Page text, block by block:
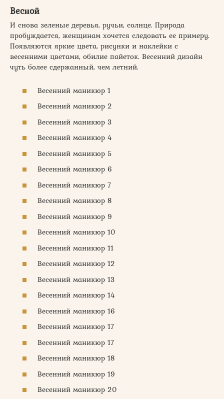
Весной
И снова зеленые деревья, ручьи, солнце. Природа
пробуждается, женщинам хочется следовать ее примеру.
Появляются яркие цвета, рисунки и наклейки с
весенними цветами, обилие пайеток. Весенний дизайн
чуть более сдержанный, чем летний.
Весенний маникюр 1
Весенний маникюр 2
Весенний маникюр 3
Весенний маникюр 4
Весенний маникюр 5
Весенний маникюр 6
Весенний маникюр 7
Весенний маникюр 8
Весенний маникюр 9
Весенний маникюр 10
Весенний маникюр 11
Весенний маникюр 12
Весенний маникюр 13
Весенний маникюр 14
Весенний маникюр 16
Весенний маникюр 17
Весенний маникюр 17
Весенний маникюр 18
Весенний маникюр 19
Весенний маникюр 20